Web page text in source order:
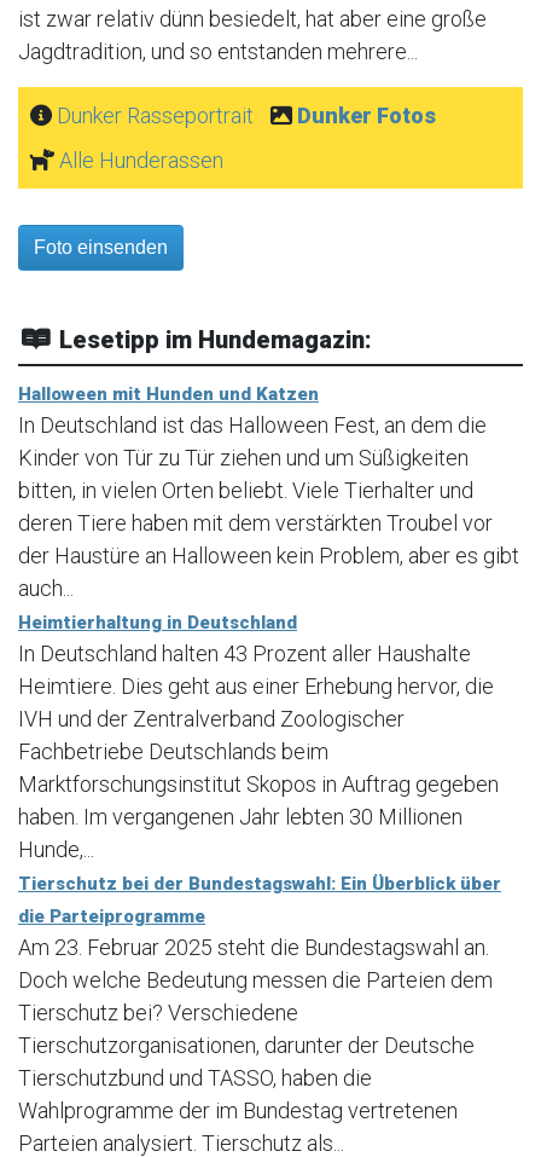
ist zwar relativ dünn besiedelt, hat aber eine große
Jagdtradition, und so entstanden mehrere...
Dunker Rasseportrait
Dunker Fotos
Alle Hunderassen
Foto einsenden
Lesetipp im Hundemagazin:
Halloween mit Hunden und Katzen
In Deutschland ist das Halloween Fest, an dem die
Kinder von Tür zu Tür ziehen und um Süßigkeiten
bitten, in vielen Orten beliebt. Viele Tierhalter und
deren Tiere haben mit dem verstärkten Troubel vor
der Haustüre an Halloween kein Problem, aber es gibt
auch...
Heimtierhaltung in Deutschland
In Deutschland halten 43 Prozent aller Haushalte
Heimtiere. Dies geht aus einer Erhebung hervor, die
IVH und der Zentralverband Zoologischer
Fachbetriebe Deutschlands beim
Marktforschungsinstitut Skopos in Auftrag gegeben
haben. Im vergangenen Jahr lebten 30 Millionen
Hunde,...
Tierschutz bei der Bundestagswahl: Ein Überblick über
die Parteiprogramme
Am 23. Februar 2025 steht die Bundestagswahl an.
Doch welche Bedeutung messen die Parteien dem
Tierschutz bei? Verschiedene
Tierschutzorganisationen, darunter der Deutsche
Tierschutzbund und TASSO, haben die
Wahlprogramme der im Bundestag vertretenen
Parteien analysiert. Tierschutz als...